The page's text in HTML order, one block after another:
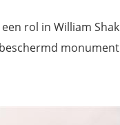
rol in William